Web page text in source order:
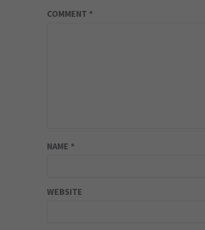
COMMENT *
NAME *
WEBSITE